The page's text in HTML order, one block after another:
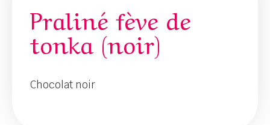
Praliné fève de
tonka (noir)
Chocolat noir